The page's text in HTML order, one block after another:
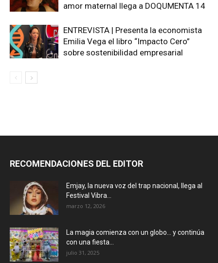
amor maternal llega a DOQUMENTA 14
ENTREVISTA | Presenta la economista
Emilia Vega el libro “Impacto Cero”
sobre sostenibilidad empresarial
RECOMENDACIONES DEL EDITOR
Emjay, la nueva voz del trap nacional, llega al
Festival Vibra...
marzo 12, 2026
La magia comienza con un globo… y continúa
con una fiesta...
julio 31, 2025